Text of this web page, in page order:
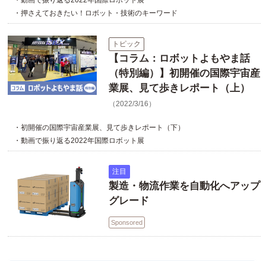
・押さえておきたい！ロボット・技術のキーワード
トピック
【コラム：ロボットよもやま話
（特別編）】初開催の国際宇宙産
業展、見て歩きレポート（上）
（2022/3/16）
・初開催の国際宇宙産業展、見て歩きレポート（下）
・動画で振り返る2022年国際ロボット展
注目
製造・物流作業を自動化へアップ
グレード
Sponsored